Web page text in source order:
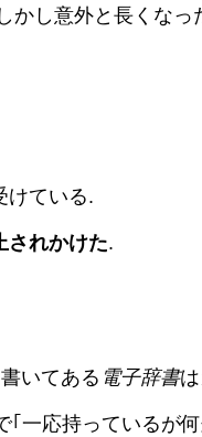
し意外と長くな
けている.
されかけた.
いてある 電子辞書
一応持っている